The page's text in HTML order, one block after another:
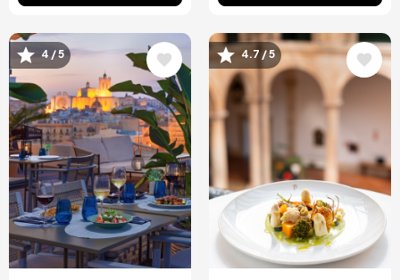
Bild4 / 5 Bild4.7 / 5